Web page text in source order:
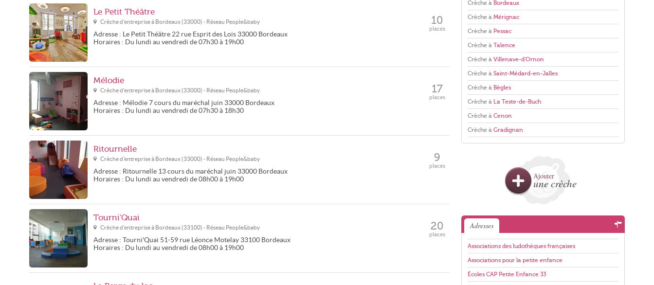
Le Petit Théâtre
Crèche d'entreprise à Bordeaux (33000) - Réseau People&baby
Adresse : Le Petit Théâtre 22 rue Esprit des Lois 33000 Bordeaux
Horaires : Du lundi au vendredi de 07h30 à 19h00
10
places
Mélodie
Crèche d'entreprise à Bordeaux (33000) - Réseau People&baby
Adresse : Mélodie 7 cours du maréchal juin 33000 Bordeaux
Horaires : Du lundi au vendredi de 07h30 à 18h30
17
places
Ritournelle
Crèche d'entreprise à Bordeaux (33000) - Réseau People&baby
Adresse : Ritournelle 13 cours du maréchal juin 33000 Bordeaux
Horaires : Du lundi au vendredi de 08h00 à 19h00
9
places
Tourni'Quai
Crèche d'entreprise à Bordeaux (33100) - Réseau People&baby
Adresse : Tourni'Quai 51-59 rue Léonce Motelay 33100 Bordeaux
Horaires : Du lundi au vendredi de 08h00 à 19h00
20
places
Crèche à Bordeaux
Crèche à Mérignac
Crèche à Pessac
Crèche à Talence
Crèche à Villenave-d'Ornon
Crèche à Saint-Médard-en-Jalles
Crèche à Bègles
Crèche à La Teste-de-Buch
Crèche à Cenon
Crèche à Gradignan
Ajouter
une crèche
Adresses
Associations des ludothèques françaises
Associations pour la petite enfance
Écoles CAP Petite Enfance 33